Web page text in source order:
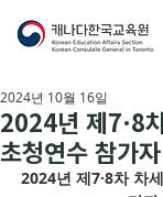
2024년 제7·8
초청연수 참가
2024년 10월 16일
2024년 제7·8차 차